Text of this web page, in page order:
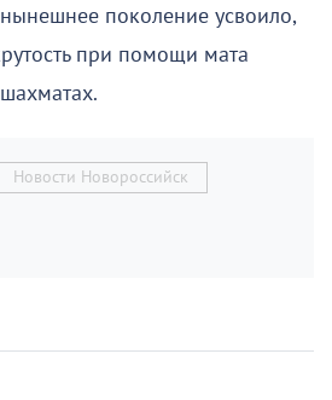
поколение усвоило,
при помощи мата
Новости Новороссийск